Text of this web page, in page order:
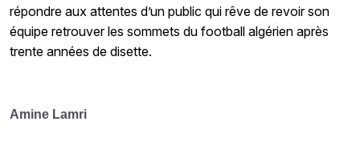
répondre aux attentes d’un public qui rêve de revoir son
équipe retrouver les sommets du football algérien après
trente années de disette.
Amine Lamri